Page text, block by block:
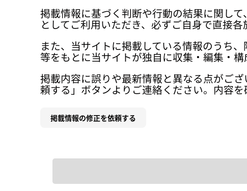
掲載情報に基づく判断や行動の結果に関し
としてご利用いただき、必ずご自身で直接
また、当サイトに掲載している情報のうち
等をもとに当サイトが独自に収集・編集・構
掲載内容に誤りや最新情報と異なる点がご
頼する」ボタンよりご連絡ください。内容
掲載情報の修正を依頼する